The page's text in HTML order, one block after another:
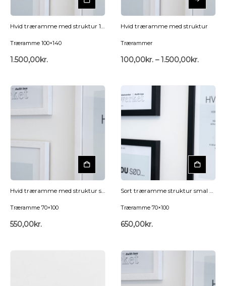
Træramme 100×140
1.500,00kr.
Hvid træramme med struktur
Trærammer
100,00kr. – 1.500,00kr.
Hvid træramme med struktur smal 70×100
Træramme 70×100
550,00kr.
Sort træramme struktur smal 70×100
Træramme 70×100
650,00kr.